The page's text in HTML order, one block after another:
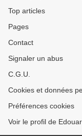
Top articles
Pages
Contact
Signaler un abus
C.G.U.
Cookies et données
Préférences cookies
Voir le profil de